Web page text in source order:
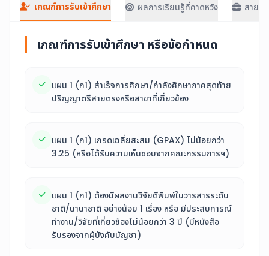
เกณฑ์การรับเข้าศึกษา ผลการเรียนรู้ที่คาดหวัง สายอ
เกณฑ์การรับเข้าศึกษา หรือข้อกำหนด
แผน 1 (ก1) สำเร็จการศึกษา/กำลังศึกษาภาคสุดท้าย
ปริญญาตรีสายตรงหรือสาขาที่เกี่ยวข้อง
แผน 1 (ก1) เกรดเฉลี่ยสะสม (GPAX) ไม่น้อยกว่า
3.25 (หรือได้รับความเห็นชอบจากคณะกรรมการฯ)
แผน 1 (ก1) ต้องมีผลงานวิจัยตีพิมพ์ในวารสารระดับ
ชาติ/นานาชาติ อย่างน้อย 1 เรื่อง หรือ มีประสบการณ์
ทำงาน/วิจัยที่เกี่ยวข้องไม่น้อยกว่า 3 ปี (มีหนังสือ
รับรองจากผู้บังคับบัญชา)